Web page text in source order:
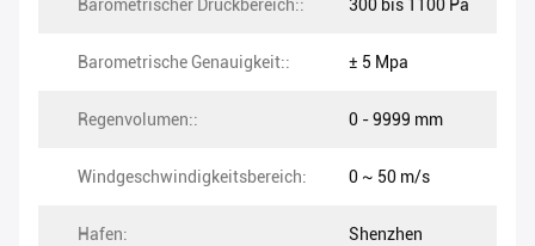
Barometrischer Druckbereich:: 300 bis 1100 Pa
Barometrische Genauigkeit:: ± 5 Mpa
Regenvolumen:: 0 - 9999 mm
Windgeschwindigkeitsbereich: 0 ~ 50 m/s
Hafen: Shenzhen